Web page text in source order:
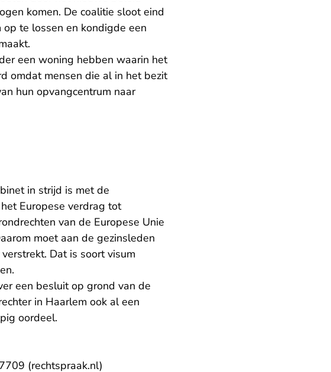
komen. De coalitie sloot eind
te lossen en kondigde een
een woning hebben waarin het
omdat mensen die al in het bezit
hun opvangcentrum naar
in strijd is met de
Europese verdrag tot
van de Europese Unie
moet aan de gezinsleden
Dat is soort visum
een besluit op grond van de
in Haarlem ook al een
oordeel.
(rechtspraak.nl)